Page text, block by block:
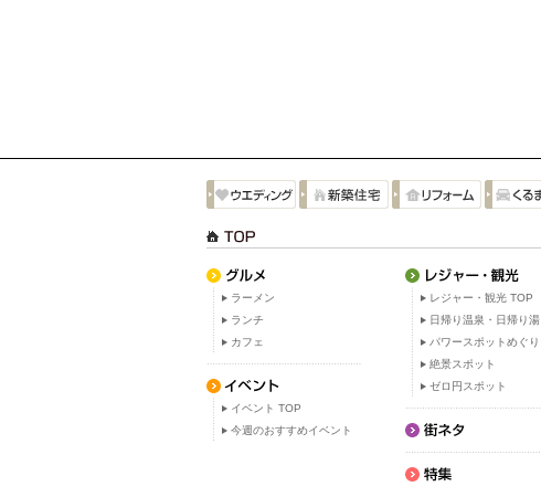
ラーメン
ランチ
カフェ
イベント TOP
今週のおすすめイベント
レジャー・観光 TOP
日帰り温泉・日帰り湯
パワースポットめぐり
絶景スポット
ゼロ円スポット